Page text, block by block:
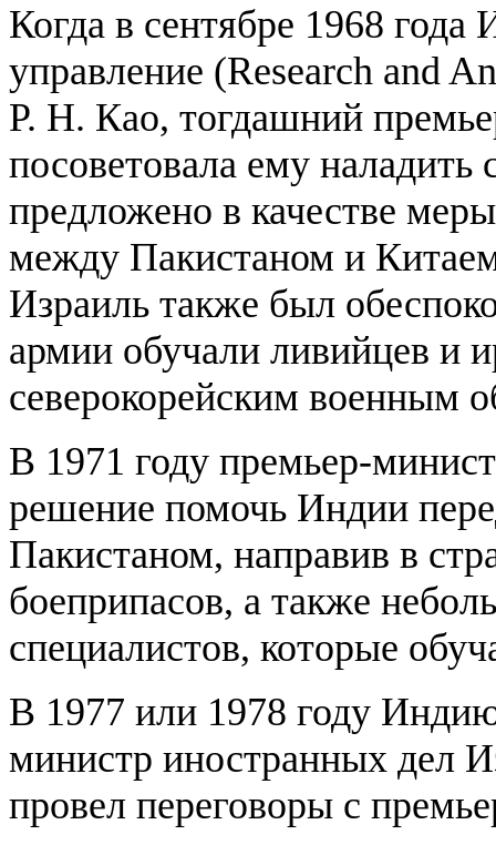
Когда в сентябре 1968 года
управление (Research and
Р. Н. Као, тогдашний
посоветовала ему
предложено в качестве
между Пакистаном и
Израиль также был
армии обучали ливийцев и
северокорейским военным
В 1971 году премьер-
решение помочь Индии
Пакистаном, направив в
боеприпасов, а также
специалистов, которые
В 1977 или 1978 году
министр иностранных дел
провел переговоры с